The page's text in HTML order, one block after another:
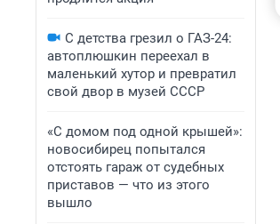
С детства грезил о ГАЗ-24:
автоплюшкин переехал в
маленький хутор и превратил
свой двор в музей СССР
«С домом под одной крышей»:
новосибирец попытался
отстоять гараж от судебных
приставов — что из этого
вышло